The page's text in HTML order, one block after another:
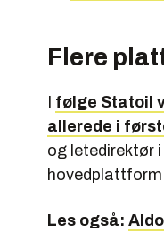
Flere
følge Statoil
allerede i
og letedirektør
Les også: